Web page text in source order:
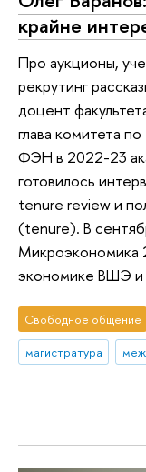
крайне
Про аукционы,
рекрутинг
доцент
глава комитета
ФЭН в 2022-23
готовилось
tenure review и
(tenure). В
Микроэкономика
экономике ВШЭ
Свободное общение
магистратура